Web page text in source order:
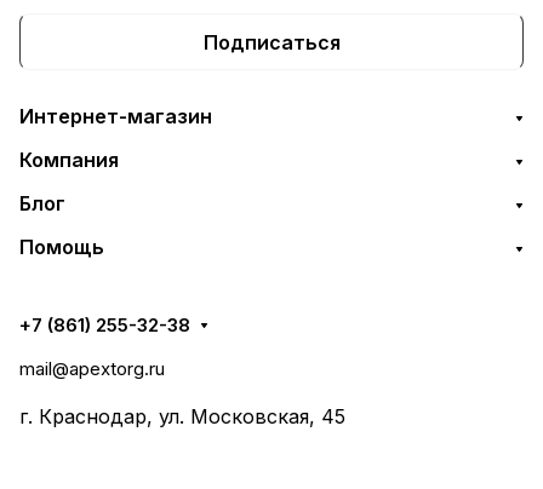
Подписаться
Интернет-магазин
Компания
Блог
Помощь
+7 (861) 255-32-38
mail@apextorg.ru
г. Краснодар, ул. Московская, 45